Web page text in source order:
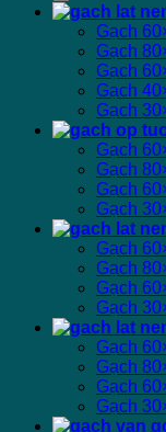
Gạch
Gạch
Gạch
Gạch
Gạch
Gạch
Gạch
Gạch
Gạch
Gạch
Gạch
Gạch
Gạch
Gạch
Gạch
Gạch
Gạch